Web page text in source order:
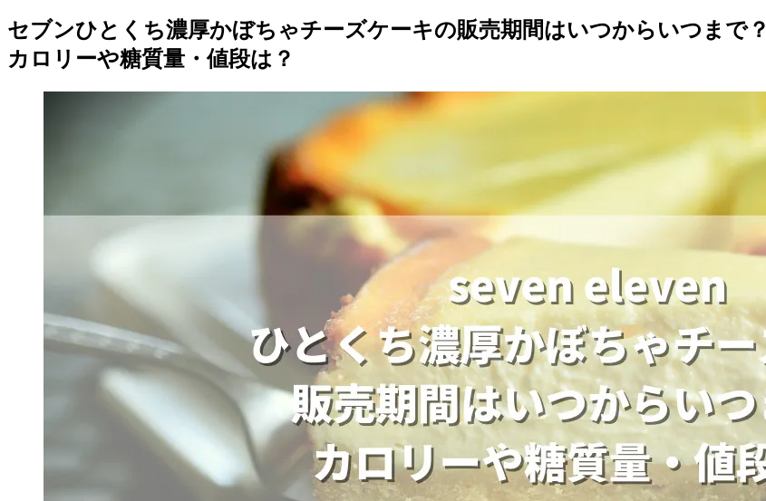
セブンひとくち濃厚かぼちゃチーズケーキの販売期間はいつからいつまで？
カロリーや糖質量・値段は？